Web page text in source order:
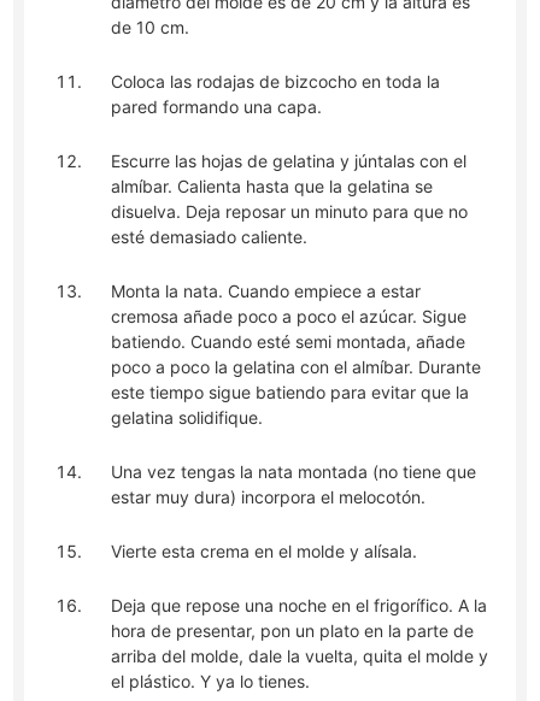
de 10 cm.
Coloca las rodajas de bizcocho en toda la
pared formando una capa.
Escurre las hojas de gelatina y júntalas con el
almíbar. Calienta hasta que la gelatina se
disuelva. Deja reposar un minuto para que no
esté demasiado caliente.
Monta la nata. Cuando empiece a estar
cremosa añade poco a poco el azúcar. Sigue
batiendo. Cuando esté semi montada, añade
poco a poco la gelatina con el almíbar. Durante
este tiempo sigue batiendo para evitar que la
gelatina solidifique.
Una vez tengas la nata montada (no tiene que
estar muy dura) incorpora el melocotón.
Vierte esta crema en el molde y alísala.
Deja que repose una noche en el frigorífico. A la
hora de presentar, pon un plato en la parte de
arriba del molde, dale la vuelta, quita el molde y
el plástico. Y ya lo tienes.